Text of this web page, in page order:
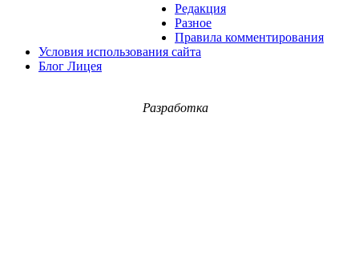
Редакция
Разное
Правила комментирования
Условия использования сайта
Блог Лицея
Разработка